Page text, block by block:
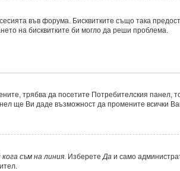
във форума. Бисквитките също така
на бисквитките би могло да реши проблема.
трябва да посетите Потребителския панел,
ще Ви даде възможност да промените всички
съм на линия . Изберете Да и само